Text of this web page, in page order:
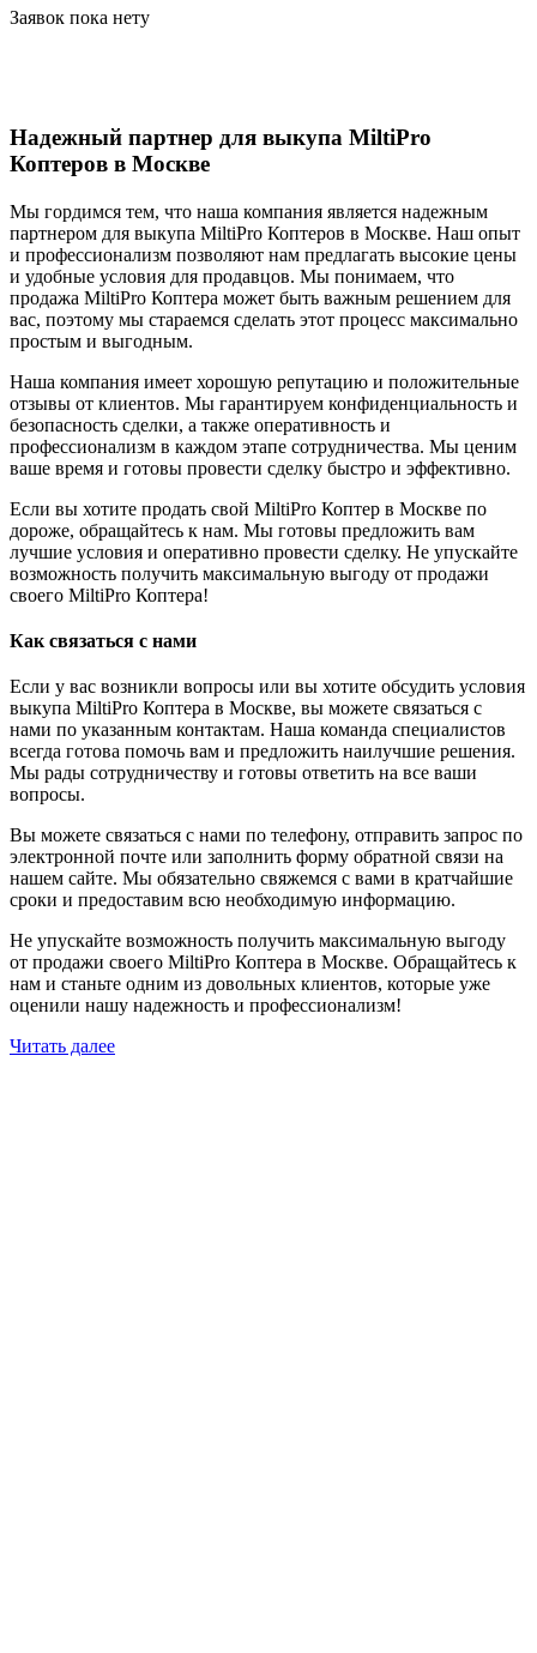
Заявок пока нету
Надежный партнер для выкупа MiltiPro
Коптеров в Москве
Мы гордимся тем, что наша компания является надежным
партнером для выкупа MiltiPro Коптеров в Москве. Наш опыт
и профессионализм позволяют нам предлагать высокие цены
и удобные условия для продавцов. Мы понимаем, что
продажа MiltiPro Коптера может быть важным решением для
вас, поэтому мы стараемся сделать этот процесс максимально
простым и выгодным.
Наша компания имеет хорошую репутацию и положительные
отзывы от клиентов. Мы гарантируем конфиденциальность и
безопасность сделки, а также оперативность и
профессионализм в каждом этапе сотрудничества. Мы ценим
ваше время и готовы провести сделку быстро и эффективно.
Если вы хотите продать свой MiltiPro Коптер в Москве по
дороже, обращайтесь к нам. Мы готовы предложить вам
лучшие условия и оперативно провести сделку. Не упускайте
возможность получить максимальную выгоду от продажи
своего MiltiPro Коптера!
Как связаться с нами
Если у вас возникли вопросы или вы хотите обсудить условия
выкупа MiltiPro Коптера в Москве, вы можете связаться с
нами по указанным контактам. Наша команда специалистов
всегда готова помочь вам и предложить наилучшие решения.
Мы рады сотрудничеству и готовы ответить на все ваши
вопросы.
Вы можете связаться с нами по телефону, отправить запрос по
электронной почте или заполнить форму обратной связи на
нашем сайте. Мы обязательно свяжемся с вами в кратчайшие
сроки и предоставим всю необходимую информацию.
Не упускайте возможность получить максимальную выгоду
от продажи своего MiltiPro Коптера в Москве. Обращайтесь к
нам и станьте одним из довольных клиентов, которые уже
оценили нашу надежность и профессионализм!
Читать далее